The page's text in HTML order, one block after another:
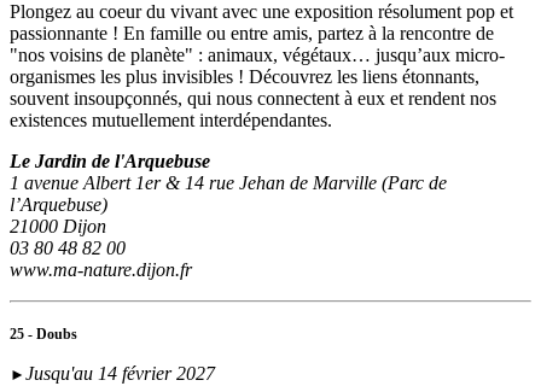
Plongez au coeur du vivant avec une exposition résolument pop et
passionnante ! En famille ou entre amis, partez à la rencontre de
"nos voisins de planète" : animaux, végétaux… jusqu’aux micro-
organismes les plus invisibles ! Découvrez les liens étonnants,
souvent insoupçonnés, qui nous connectent à eux et rendent nos
existences mutuellement interdépendantes.
Le Jardin de l'Arquebuse
1 avenue Albert 1er & 14 rue Jehan de Marville (Parc de
l’Arquebuse)
21000 Dijon
03 80 48 82 00
www.ma-nature.dijon.fr
25 - Doubs
► Jusqu'au 14 février 2027